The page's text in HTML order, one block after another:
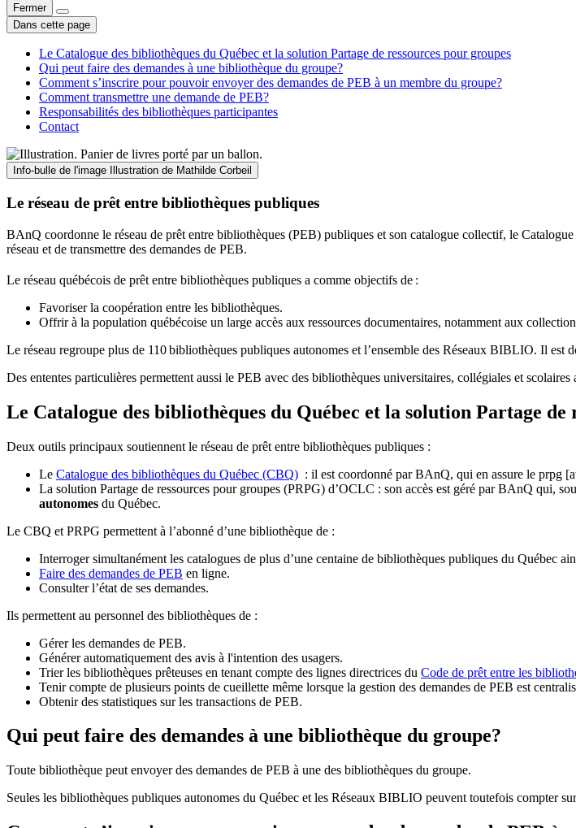
Fermer
Dans cette page
Le Catalogue des bibliothèques du Québec et la solution Partage de ressources pour groupes
Qui peut faire des demandes à une bibliothèque du groupe?
Comment s’inscrire pour pouvoir envoyer des demandes de PEB à un membre du groupe?
Comment transmettre une demande de PEB?
Responsabilités des bibliothèques participantes
Contact
Info-bulle de l'image Illustration de Mathilde Corbeil
Le réseau de prêt entre bibliothèques publiques
BAnQ coordonne le réseau de prêt entre bibliothèques (PEB) publiques et son catalogue collectif, le
réseau et de transmettre des demandes de PEB.
Le réseau québécois de prêt entre bibliothèques publiques a comme objectifs de :
Favoriser la coopération entre les bibliothèques.
Offrir à la population québécoise un large accès aux ressources documentaires, notamment aux
Le réseau regroupe plus de 110bibliothèques publiques autonomes et l’ensemble des Réseaux BIBLIO. Il est
Des ententes particulières permettent aussi le PEB avec des bibliothèques universitaires, collégiales et
Le Catalogue des bibliothèques du Québec et la solution Partage de
Deux outils principaux soutiennent le réseau de prêt entre bibliothèques publiques :
Le Catalogue des bibliothèques du Québec (CBQ) : il est coordonné par BAnQ, qui en assure le prpg
La solution Partage de ressources pour groupes (PRPG) d’OCLC : son accès est géré par BAnQ qui,
autonomes du Québec.
Le CBQ et PRPG permettent à l’abonné d’une bibliothèque de :
Interroger simultanément les catalogues de plus d’une centaine de bibliothèques publiques du Québec
Faire des demandes de PEB en ligne.
Consulter l’état de ses demandes.
Ils permettent au personnel des bibliothèques de :
Gérer les demandes de PEB.
Générer automatiquement des avis à l'intention des usagers.
Trier les bibliothèques prêteuses en tenant compte des lignes directrices du Code de prêt entre les
Tenir compte de plusieurs points de cueillette même lorsque la gestion des demandes de PEB est
Obtenir des statistiques sur les transactions de PEB.
Qui peut faire des demandes à une bibliothèque du groupe?
Toute bibliothèque peut envoyer des demandes de PEB à une des bibliothèques du groupe.
Seules les bibliothèques publiques autonomes du Québec et les Réseaux BIBLIO peuvent toutefois compter